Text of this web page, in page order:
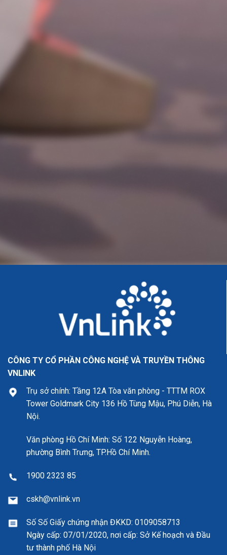
CÔNG TY CỔ PHẦN CÔNG NGHỆ VÀ TRUYỀN THÔNG
VNLINK
Trụ sở chính: Tầng 12A Tòa văn phòng - TTTM ROX
Tower Goldmark City 136 Hồ Tùng Mậu, Phú Diễn, Hà
Nội.
Văn phòng Hồ Chí Minh: Số 122 Nguyễn Hoàng,
phường Bình Trưng, TP.Hồ Chí Minh.
1900 2323 85
cskh@vnlink.vn
Số Số Giấy chứng nhận ĐKKD: 0109058713
Ngày cấp: 07/01/2020, nơi cấp: Sở Kế hoạch và Đầu
tư thành phố Hà Nội